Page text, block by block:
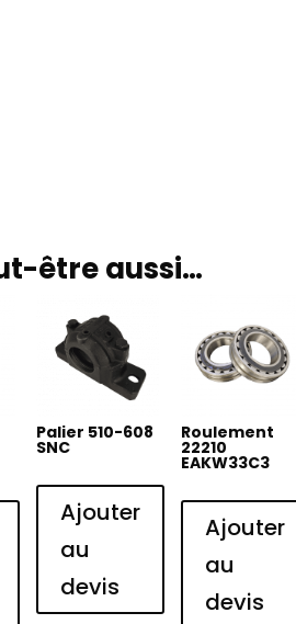
être aussi…
Palier 510-608
SNC
Ajouter
au
devis
Roulement
22210
EAKW33C3
Ajouter
au
devis